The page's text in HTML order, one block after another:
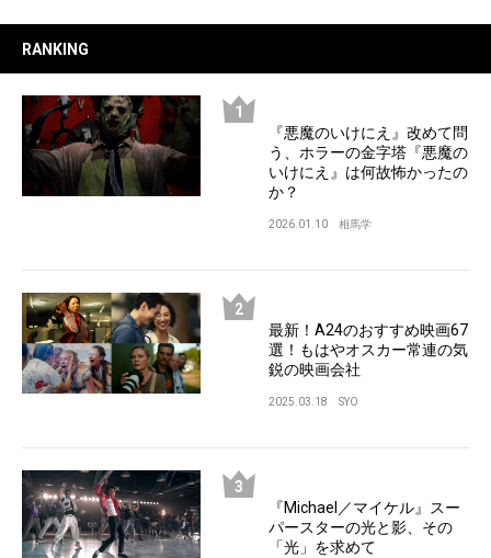
RANKING
『悪魔のいけにえ』改めて問
う、ホラーの金字塔『悪魔の
いけにえ』は何故怖かったの
か？
2026.01.10 相馬学
最新！A24のおすすめ映画67
選！もはやオスカー常連の気
鋭の映画会社
2025.03.18 SYO
『Michael／マイケル』スー
パースターの光と影、その
「光」を求めて